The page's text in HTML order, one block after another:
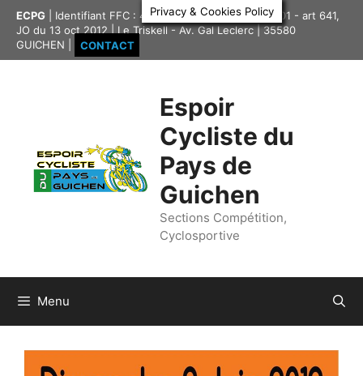
contenu
ECPG | Identifiant FFC : 4335417 | Association loi 1901 - art 641,
JO du 13 oct 2012 | Le Triskell - Av. Gal Leclerc | 35580
GUICHEN |
CONTACT
Espoir
Cycliste du
Pays de
Guichen
Sections Compétition,
Cyclosportive
Menu
Privacy & Cookies Policy